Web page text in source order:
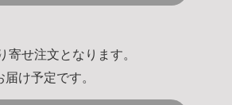
寄せ注文となります。
け予定です。